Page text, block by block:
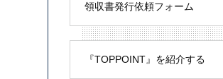
領収書発行依頼フォーム
『TOPPOINT』を紹介する